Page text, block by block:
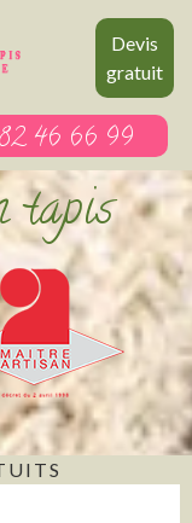
Devis
gratuit
46 66 99
tapis